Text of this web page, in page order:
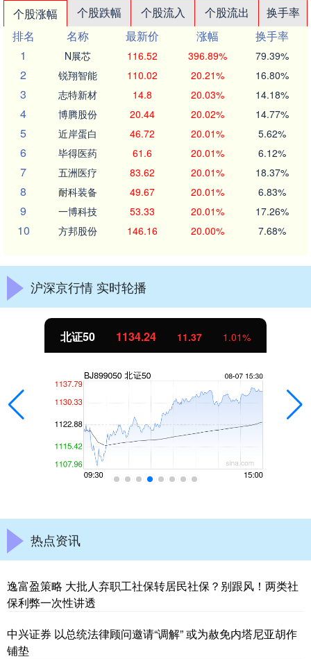
个股涨幅 个股跌幅 个股流入 个股流出
换手率
排名
名称 最新价 涨幅
换手率
1
N展芯 116.52 396.89% 79.39%
2 锐翔智能 110.02 20.21% 16.80%
3 志特新材 14.8 20.03% 14.18%
4 博腾股份 20.44 20.02% 14.77%
5 近岸蛋白 46.72 20.01% 5.62%
6 毕得医药 61.6 20.01% 6.12%
7 五洲医疗 83.62 20.01% 18.37%
8 耐科装备 49.67 20.01% 6.83%
9 一博科技 53.33 20.01% 17.26%
10 方邦股份 146.16 20.00% 7.68%
沪深京行情 实时轮播
北证50 1134.24 11.37 1.01%
热点资讯
逸富盈策略 大批人弃职工社保转居民社保？别跟风！两类社
保利弊一次性讲透
中兴证券 以总统法律顾问邀请“调解” 或为赦免内塔尼亚胡作
铺垫